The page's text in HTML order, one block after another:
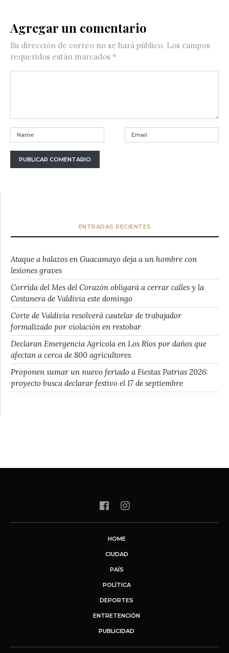
Agregar un comentario
Su dirección de correo no se hará público. Los campos
requeridos están marcados *
ENTRADAS RECIENTES
Ataque a balazos en Guacamayo deja a un hombre con
lesiones graves
Corrida del Mes del Corazón obligará a cerrar calles y la
Costanera de Valdivia este domingo
Corte de Valdivia resolverá cautelar de trabajador
formalizado por violación en restobar
Declaran Emergencia Agrícola en Los Ríos por daños que
afectan a cerca de 800 agricultores
Proponen sumar un nuevo feriado a Fiestas Patrias 2026:
proyecto busca declarar festivo el 17 de septiembre
HOME
CIUDAD
PAÍS
POLÍTICA
DEPORTES
ENTRETENCIÓN
PUBLICIDAD